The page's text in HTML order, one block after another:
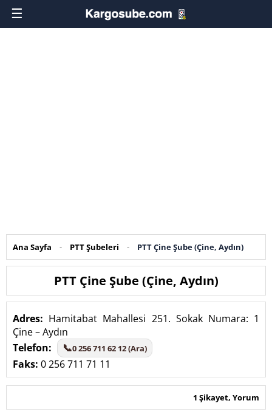
☰
Ana Sayfa - PTT Şubeleri - PTT Çine Şube (Çine, Aydın)
PTT Çine Şube (Çine, Aydın)
Adres: Hamitabat Mahallesi 251. Sokak Numara: 1
Çine – Aydın
Telefon:
📞0 256 711 62 12 (Ara)
Faks: 0 256 711 71 11
1 Şikayet, Yorum